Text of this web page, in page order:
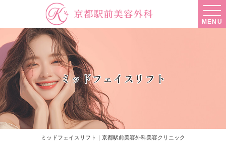
MENU
ミッドフェイスリフト
ミッドフェイスリフト｜京都駅前美容外科美容クリニック